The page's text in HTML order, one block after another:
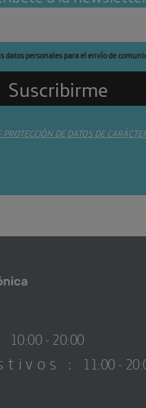
personales para el envío de
DE DATOS DE
10:00 - 20:00
: 11:00 -